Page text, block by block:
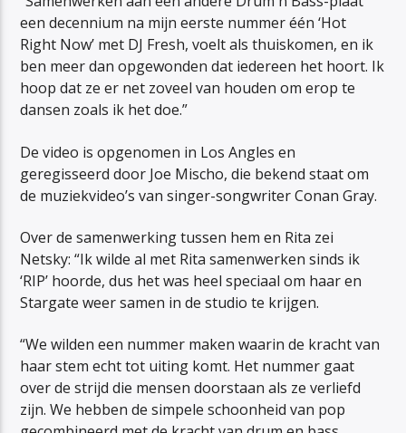
een decennium na mijn eerste nummer één ‘Hot
Right Now’ met DJ Fresh, voelt als thuiskomen, en ik
ben meer dan opgewonden dat iedereen het hoort. Ik
hoop dat ze er net zoveel van houden om erop te
dansen zoals ik het doe.”
De video is opgenomen in Los Angles en
geregisseerd door Joe Mischo, die bekend staat om
de muziekvideo’s van singer-songwriter Conan Gray.
Over de samenwerking tussen hem en Rita zei
Netsky: “Ik wilde al met Rita samenwerken sinds ik
‘RIP’ hoorde, dus het was heel speciaal om haar en
Stargate weer samen in de studio te krijgen.
“We wilden een nummer maken waarin de kracht van
haar stem echt tot uiting komt. Het nummer gaat
over de strijd die mensen doorstaan als ze verliefd
zijn. We hebben de simpele schoonheid van pop